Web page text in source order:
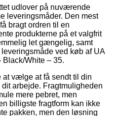
udlover på nuværende
leveringsmåder. Den mest
bragt ordren til en
produkterne på et valgfrit
let gængelig, samt
ved køb af UA
White – 35.
vælge at få sendt til din
arbejde. Fragtmuligheden
mere pebret, men
billigste fragtform kan ikke
pakken, men den løsning